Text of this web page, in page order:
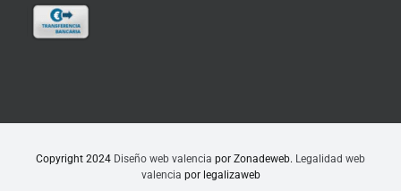
Copyright 2024 Diseño web valencia por Zonadeweb. Legalidad web
valencia por legalizaweb